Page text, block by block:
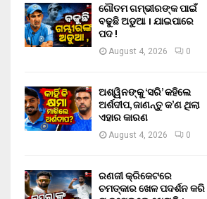
ଗୌତମ ଗମ୍ଭୀରଙ୍କ ପାଇଁ
ବଢୁଛି ଅଡୁଆ । ଯାଇପାରେ
ପଦ !
August 4, 2026 0
ଅଶ୍ୱିନଙ୍କୁ ‘ସରି’ କହିଲେ
ଅର୍ଶଦୀପ, ଜାଣନ୍ତୁ କ’ଣ ଥିଲା
ଏହାର କାରଣ
August 4, 2026 0
ରଣଜୀ କ୍ରିକେଟରେ
ଚମତ୍କାର ଖେଳ ପଦର୍ଶନ କରି